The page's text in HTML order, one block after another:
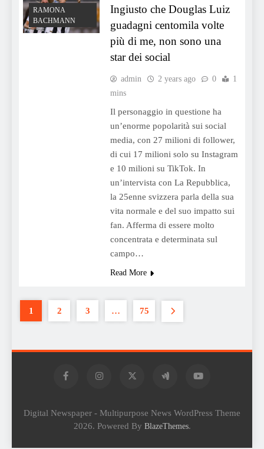
RAMONA
BACHMANN
Ingiusto che Douglas Luiz
guadagni centomila volte
più di me, non sono una
star dei social
admin 2 years ago 0
1
mins
Il personaggio in questione ha
un’enorme popolarità sui social
media, con 27 milioni di follower,
di cui 17 milioni solo su Instagram
e 10 milioni su TikTok. In
un’intervista con La Repubblica,
la 25enne svizzera parla della sua
vita normale e del suo impatto sui
fan. Afferma di essere molto
concentrata e determinata sul
campo…
Read More
1 2 3 … 75
Digital Newspaper - Multipurpose News WordPress Theme
2026. Powered By BlazeThemes.